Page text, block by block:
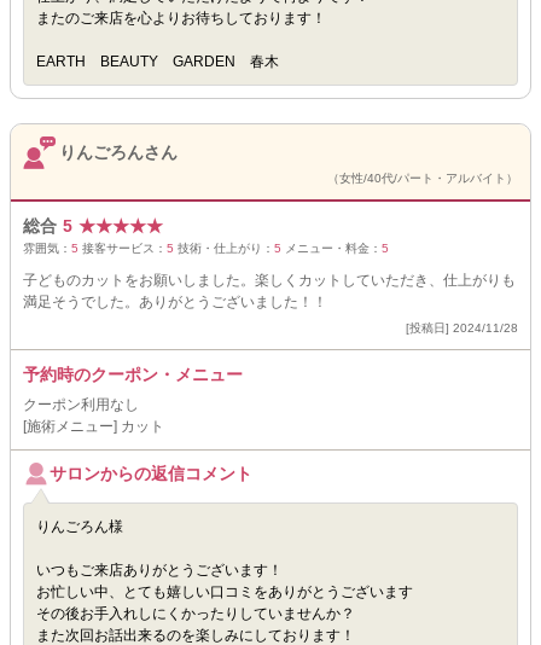
またのご来店を心よりお待ちしております！
EARTH BEAUTY GARDEN 春木
りんごろんさん
（女性/40代/パート・アルバイト）
総合 5 ★★★★★
雰囲気： 5 接客サービス： 5 技術・仕上がり： 5 メニュー・料金： 5
子どものカットをお願いしました。楽しくカットしていただき、仕上がりも
満足そうでした。ありがとうございました！！
[投稿日] 2024/11/28
予約時のクーポン・メニュー
クーポン利用なし
[施術メニュー] カット
サロンからの返信コメント
りんごろん様
いつもご来店ありがとうございます！
お忙しい中、とても嬉しい口コミをありがとうございます
その後お手入れしにくかったりしていませんか？
また次回お話出来るのを楽しみにしております！